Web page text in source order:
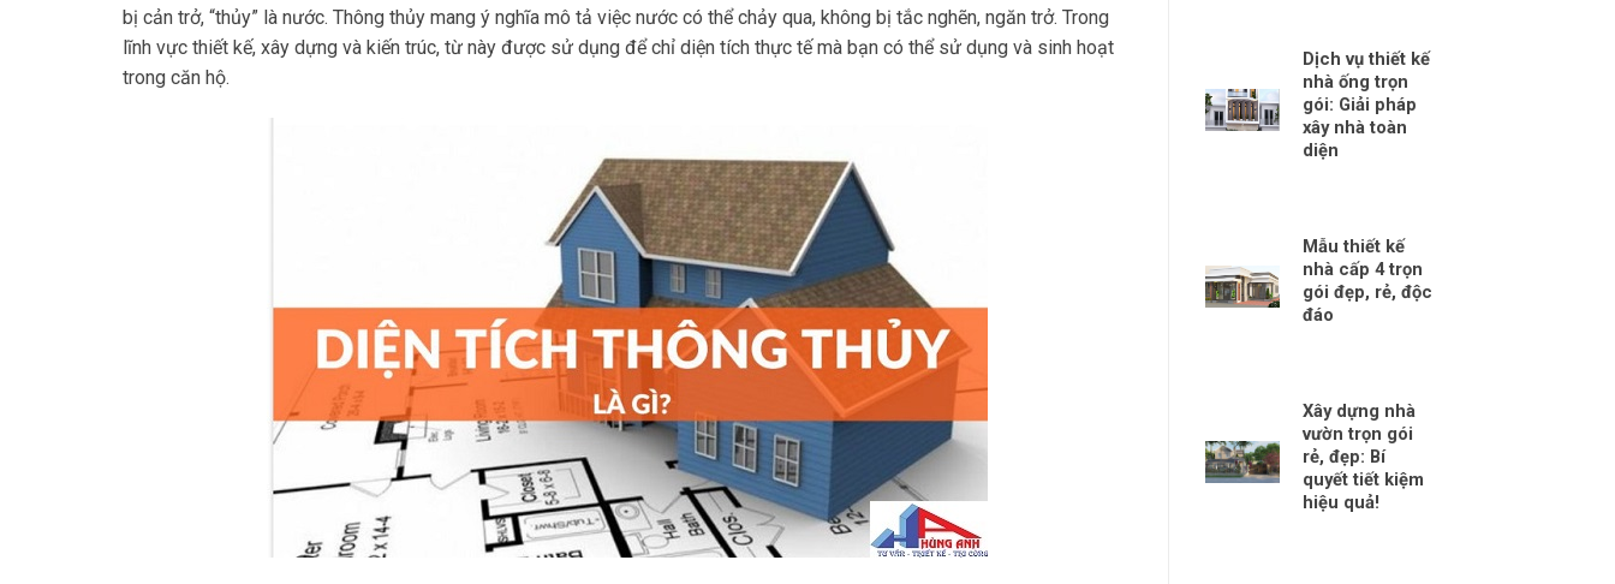
bị cản trở, “thủy” là nước. Thông thủy mang ý nghĩa mô tả việc nước có thể chảy qua, không bị tắc nghẽn, ngăn trở. Trong
lĩnh vực thiết kế, xây dựng và kiến trúc, từ này được sử dụng để chỉ diện tích thực tế mà bạn có thể sử dụng và sinh hoạt
trong căn hộ.
Dịch vụ thiết kế
nhà ống trọn
gói: Giải pháp
xây nhà toàn
diện
Mẫu thiết kế
nhà cấp 4 trọn
gói đẹp, rẻ, độc
đáo
Xây dựng nhà
vườn trọn gói
rẻ, đẹp: Bí
quyết tiết kiệm
hiệu quả!